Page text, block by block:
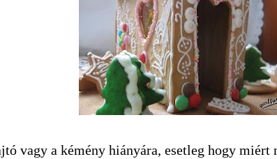
vagy a kémény hiányára, esetleg hogy